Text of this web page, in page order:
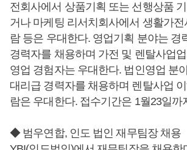
전회사에서 상품기획 또는 선행상품
거나 마케팅 리서치회사에서 생활가
람 등은 우대한다. 영업기획 분야는 경
경력자를 채용하며 가전 및 렌탈사업
영업 경험자는 우대한다. 법인영업 분
대리급 경력자를 채용하며 렌탈사업
람은 우대한다. 접수기간은 1월23일까
◆ 범우연합, 인도 법인 재무팀장 채용